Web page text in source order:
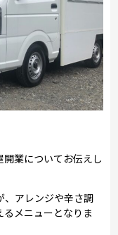
業についてお伝えし
、アレンジや辛さ調
メニューとなりま